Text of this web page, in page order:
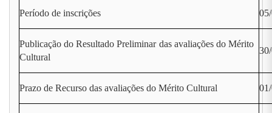
Período de inscrições
Publicação do Resultado Preliminar das avaliações do Mérito
Cultural
Prazo de Recurso das avaliações do Mérito Cultural